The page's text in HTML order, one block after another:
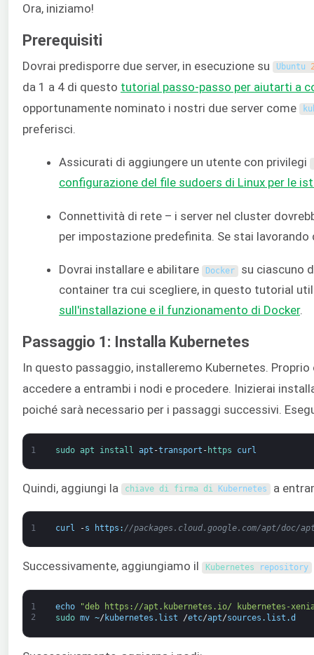
Ora, iniziamo!
Prerequisiti
Dovrai predisporre due server, in esecuzione su Ubuntu
da 1 a 4 di questo tutorial passo-passo per aiutarti a
opportunamente nominato i nostri due server come
preferisci.
Assicurati di aggiungere un utente con privilegi
configurazione del file sudoers di Linux per le
Connettività di rete – i server nel cluster
per impostazione predefinita. Se stai
Dovrai installare e abilitare Docker su ciascuno
container tra cui scegliere, in questo tutorial
sull'installazione e il funzionamento di Docker.
Passaggio 1: Installa Kubernetes
In questo passaggio, installeremo Kubernetes.
accedere a entrambi i nodi e procedere. Inizierai
poiché sarà necessario per i passaggi successivi.
1 sudo apt install apt -transport - https curl
Quindi, aggiungi la chiave di firma di Kubernetes a
1 curl -s https : //packages.cloud.google.com/apt/doc/
Successivamente, aggiungiamo il Kubernetes repository
1
2
echo
"deb https://apt.kubernetes.io/ kubernetes-
sudo mv ~/ kubernetes . list /etc/apt/sources . list .d